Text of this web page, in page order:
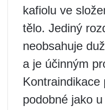
kafiolu ve
tělo. Jediný
neobsahuje
a je účinným
Kontraindikace
podobné jako